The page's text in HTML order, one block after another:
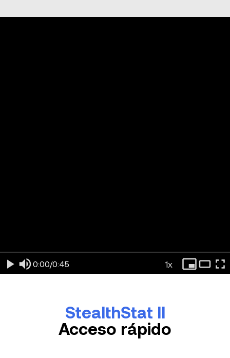
0:00/0:45 1x
StealthStat II
Acceso rápido